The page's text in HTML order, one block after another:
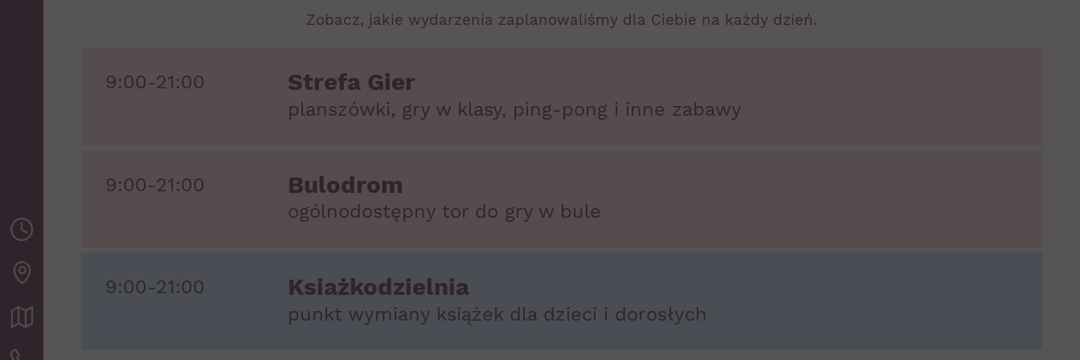
Zobacz, jakie wydarzenia zaplanowaliśmy dla Ciebie na każdy dzień.
9:00-21:00 Strefa Gier
planszówki, gry w klasy, ping-pong i inne zabawy
9:00-21:00 Bulodrom
ogólnodostępny tor do gry w bule
9:00-21:00 Ksiażkodzielnia
punkt wymiany książek dla dzieci i dorosłych